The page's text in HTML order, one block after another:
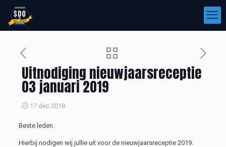
Uitnodiging nieuwjaarsreceptie
03 januari 2019
17 dec 2018
Beste leden.
Hierbij nodigen wij jullie uit voor de nieuwjaarsreceptie 2019.